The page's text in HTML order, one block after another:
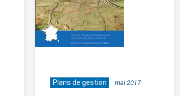
Plans de gestion mai 2017